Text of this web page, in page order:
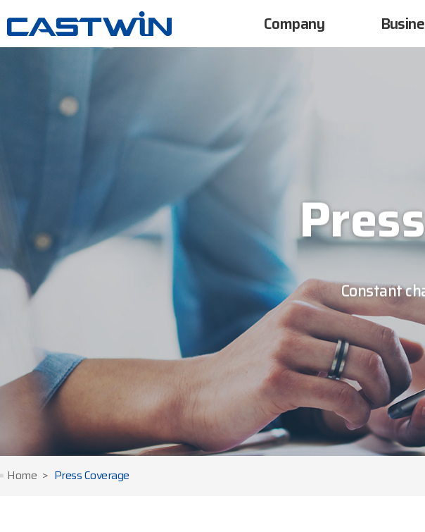
Company
Press
Constant
Home Press Coverage